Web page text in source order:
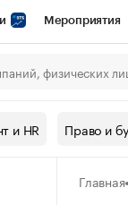
Мероприятия
СПб
Рынок наличной
и HR Право и
Главная